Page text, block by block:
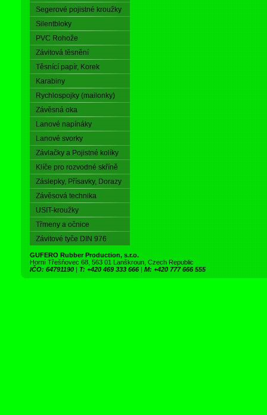
Segerové pojistné kroužky
Silentbloky
PVC Rohože
Závitová těsnění
Těsnící papír, Korek
Karabiny
Rychlospojky (mailonky)
Závěsná oka
Lanové napínáky
Lanové svorky
Závlačky a Pojistné kolíky
Klíče pro rozvodné skříně
Záslepky, Přísavky, Dorazy
Závěsová technika
USIT-kroužky
Třmeny a očnice
Závitové tyče DIN 976
GUFERO Rubber Production, s.r.o.
Horní Třešňovec 68, 563 01 Lanškroun, Czech Republic
IČO: 64791190 | T: +420 469 333 666 | M: +420 777 666 555